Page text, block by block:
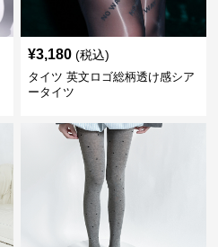
¥3,180 (税込)
タイツ 英文ロゴ総柄透け感シア
ータイツ